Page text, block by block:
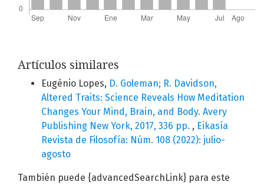
Artículos similares
Eugénio Lopes, D. Goleman; R. Davidson,
Altered Traits: Science Reveals How Meditation
Changes Your Mind, Brain, and Body. Avery
Publishing New York, 2017, 336 pp. , Eikasía
Revista de Filosofía: Núm. 108 (2022): julio-
agosto
También puede {advancedSearchLink} para este